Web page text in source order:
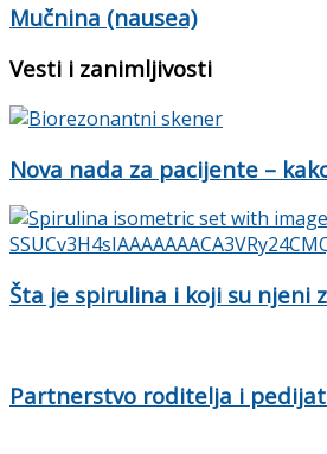
Mučnina (nausea)
Vesti i zanimljivosti
Nova nada za pacijente –
Šta je spirulina i koji su njeni
Partnerstvo roditelja i